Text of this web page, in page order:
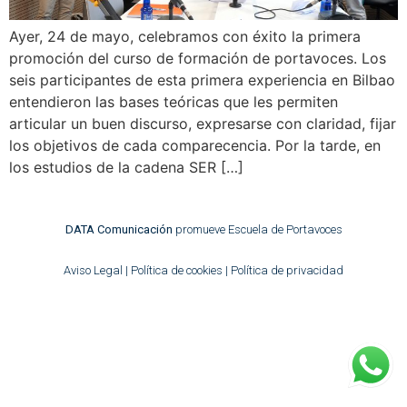
Ayer, 24 de mayo, celebramos con éxito la primera
promoción del curso de formación de portavoces. Los
seis participantes de esta primera experiencia en Bilbao
entendieron las bases teóricas que les permiten
articular un buen discurso, expresarse con claridad, fijar
los objetivos de cada comparecencia. Por la tarde, en
los estudios de la cadena SER […]
DATA Comunicación promueve Escuela de Portavoces
Aviso Legal | Política de cookies | Política de privacidad